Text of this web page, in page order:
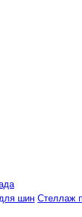
шин Стеллаж